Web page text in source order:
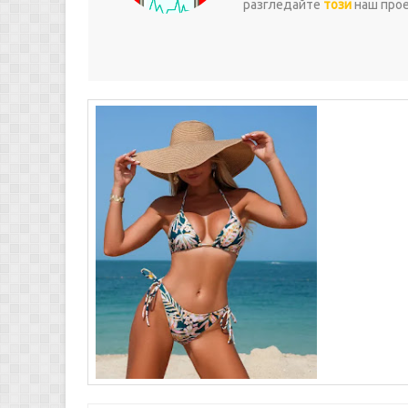
разгледайте тозинаш